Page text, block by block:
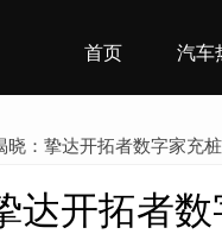
首页 汽车
晓：挚达开拓者数字家充
达开拓者